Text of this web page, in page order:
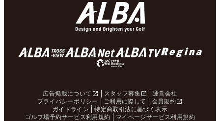
広告掲載について スタッフ募集
運営会社
プライバシーポリシー
ご利用に際して
会員規約
ガイドライン
特定商取引法に基づく表示
ゴルフ場予約サービス利用規約
マイページサービス利用規約